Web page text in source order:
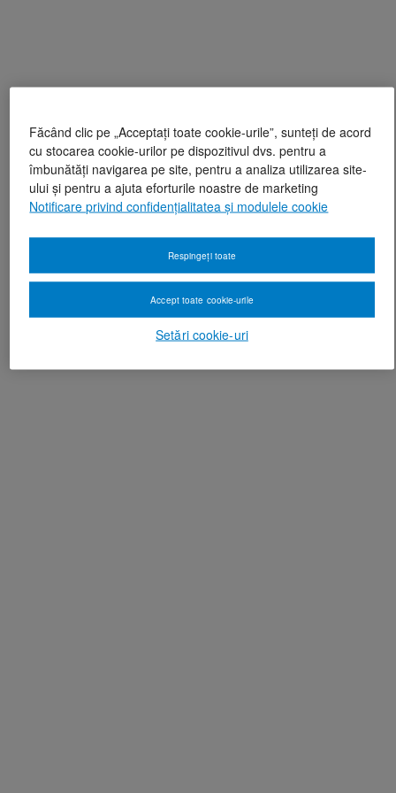
Făcând clic pe „Acceptați toate cookie-urile”, sunteți de acord
cu stocarea cookie-urilor pe dispozitivul dvs. pentru a
îmbunătăți navigarea pe site, pentru a analiza utilizarea site-
ului și pentru a ajuta eforturile noastre de marketing
Notificare privind confidențialitatea și modulele cookie
Setări cookie-uri
Respingeți toate
Accept toate cookie-urile